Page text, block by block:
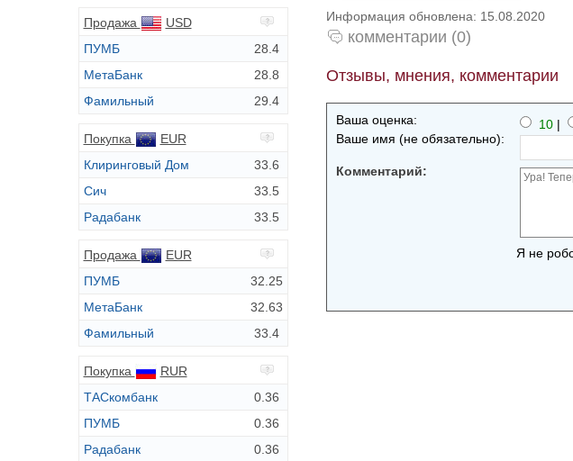
Продажа
USD
ПУМБ
28.4
МетаБанк
28.8
Фамильный
29.4
Покупка
EUR
Клиринговый Дом
33.6
Сич
33.5
Радабанк
33.5
Продажа
EUR
ПУМБ
32.25
МетаБанк
32.63
Фамильный
33.4
Покупка
RUR
ТАСкомбанк
0.36
ПУМБ
0.36
Радабанк
0.36
Информация обновлена: 15.08.2020
комментарии (0)
Отзывы, мнения, комментарии
Ваша оценка: 10 |
Ваше имя (не обязательно):
Комментарий:
Я не